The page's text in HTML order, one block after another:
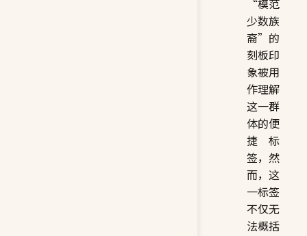
少数族
裔”的
刻板印
象被用
作理解
这一群
体的便
捷标
签，然
而，这
一标签
不仅无
法概括